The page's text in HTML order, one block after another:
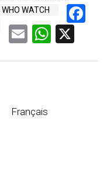
WHO WATCH
Email
Français